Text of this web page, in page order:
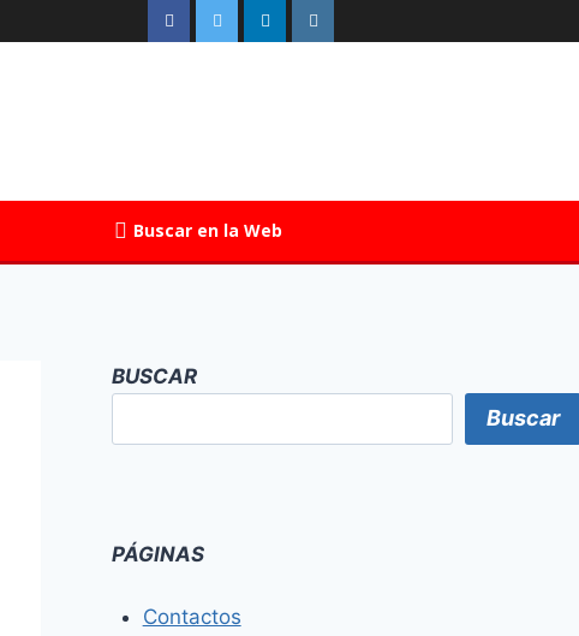
Buscar en la Web
BUSCAR
Buscar
PÁGINAS
Contactos